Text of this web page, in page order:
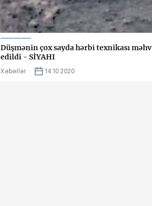
Düşmənin çox sayda hərbi texnikası məhv
edildi - SİYAHI
Xəbərlər 14.10.2020